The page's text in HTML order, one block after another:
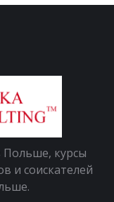
Польше, курсы
и соискателей